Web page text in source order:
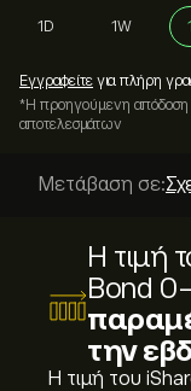
1D 1W
Εγγραφείτε για πλήρη
*Η προηγούμενη απόδοση
αποτελεσμάτων
Μετάβαση σε:
Η τιμή
Bond
την
Η τιμή του